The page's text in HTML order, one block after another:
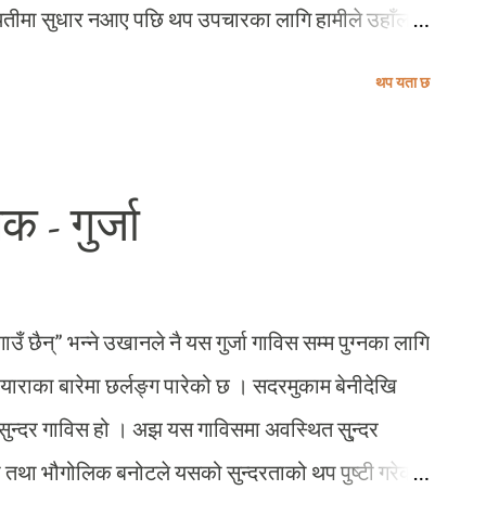
सुधार नआए पछि थप उपचारका लागि हामीले उहाँलाई
बस्दा त्यहाँको व्यवस्थापनले मलाई धेरै असहजिलो
मेरो असमझदारी रह्यो । म सोध्छु – सिस्टर,
टाइम साइम फिक्स हुँदैन् । यिनी झर्केर जवाफ
थप यता छ
- गुर्जा
गाउँ छैन्” भन्ने उखानले नै यस गुर्जा गाविस सम्म पुग्नका लागि
बारेमा छर्लङ्ग पारेको छ । सदरमुकाम बेनीदेखि
गाविस हो । अझ यस गाविसमा अवस्थित सु्न्दर
भौगोलिक बनोटले यसको सुन्दरताको थप पुष्टी गरेको